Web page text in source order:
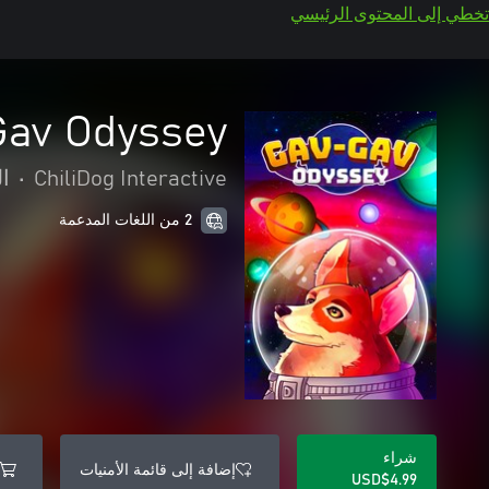
تخطي إلى المحتوى الرئيسي
Odyssey
ChiliDog Interactive
•
2 من اللغات المدعمة
شراء
USD$4.99
إضافة إلى قائمة الأمنيات